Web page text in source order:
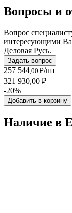
Вопросы и
Вопрос
интересующими
Деловая Русь.
Задать вопрос
257 544,00 ₽/шт
321 930,00 ₽
-20%
Добавить в корзину
Наличие в